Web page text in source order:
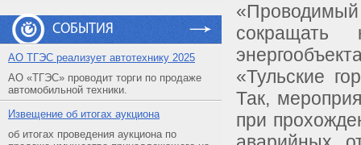
СОБЫТИЯ
АO ТГЭС реализует автотехнику 2025
АО «ТГЭС» проводит торги по продаже
автомобильной техники.
Извещение об итогах аукциона
об итогах проведения аукциона по
сокращать
«Тульские
Так,
при